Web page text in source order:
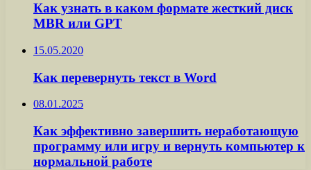
Как узнать в каком формате жесткий диск
MBR или GPT
15.05.2020
Как перевернуть текст в Word
08.01.2025
Как эффективно завершить неработающую
программу или игру и вернуть компьютер к
нормальной работе